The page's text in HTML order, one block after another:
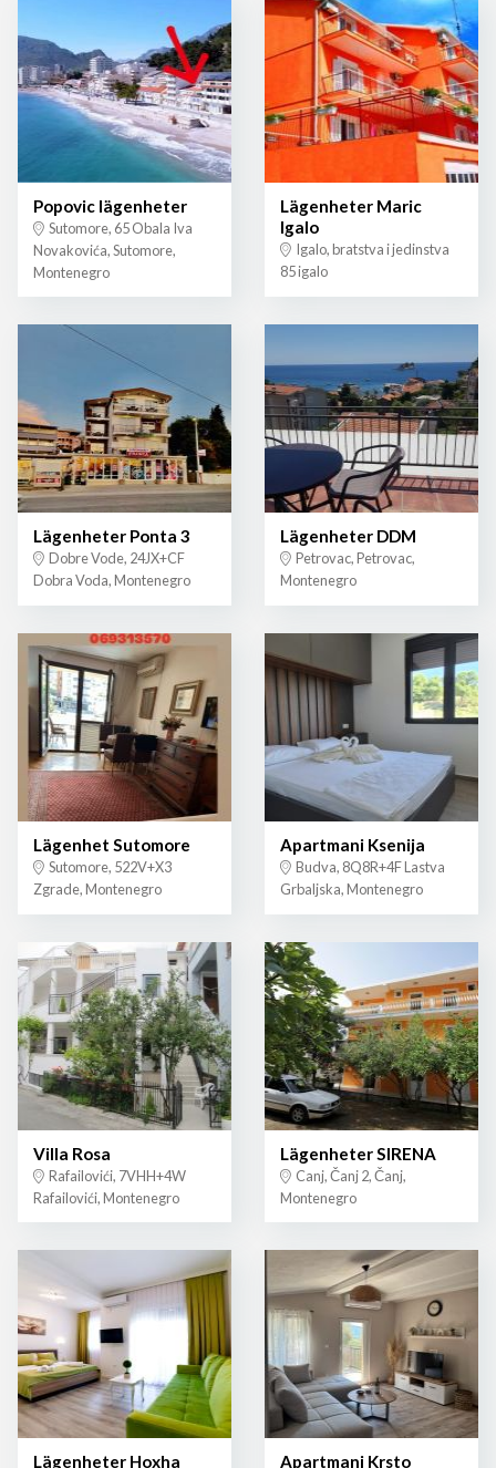
Popovic lägenheter
Sutomore, 65 Obala Iva
Novakovića, Sutomore,
Montenegro
Lägenheter Maric
Igalo
Igalo, bratstva i jedinstva
85 igalo
Lägenheter Ponta 3
Dobre Vode, 24JX+CF
Dobra Voda, Montenegro
Lägenheter DDM
Petrovac, Petrovac,
Montenegro
Lägenhet Sutomore
Sutomore, 522V+X3
Zgrade, Montenegro
Apartmani Ksenija
Budva, 8Q8R+4F Lastva
Grbaljska, Montenegro
Villa Rosa
Rafailovići, 7VHH+4W
Rafailovići, Montenegro
Lägenheter SIRENA
Canj, Čanj 2, Čanj,
Montenegro
Lägenheter Hoxha Apartmani Krsto